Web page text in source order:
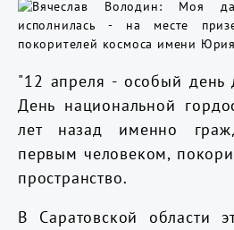
"12 апреля - особый день
День национальной
лет назад именно
первым человеком,
пространство.
В Саратовской области